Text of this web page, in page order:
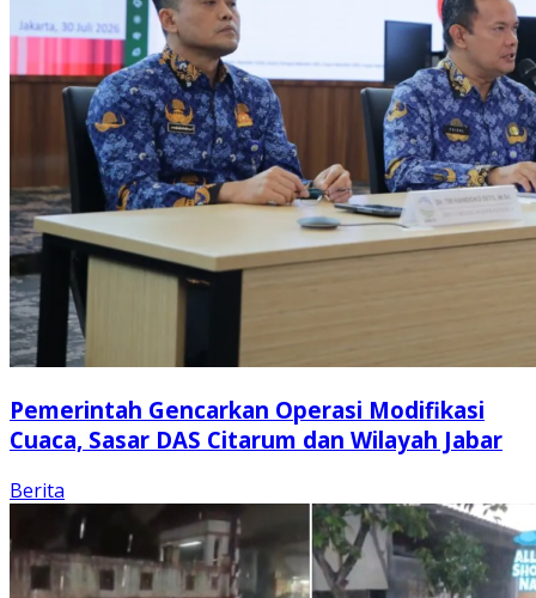
Pemerintah Gencarkan Operasi Modifikasi
Cuaca, Sasar DAS Citarum dan Wilayah Jabar
Berita